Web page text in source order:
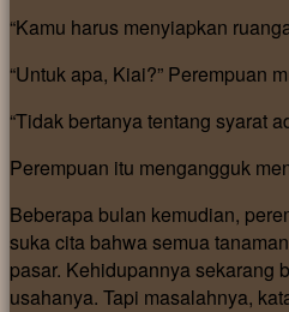
“Kamu harus menyiapkan
“Untuk apa, Kiai?” Perempuan
“Tidak bertanya tentang syarat
Perempuan itu mengangguk
Beberapa bulan kemudian,
suka cita bahwa semua
pasar. Kehidupannya sekarang
usahanya. Tapi masalahnya,